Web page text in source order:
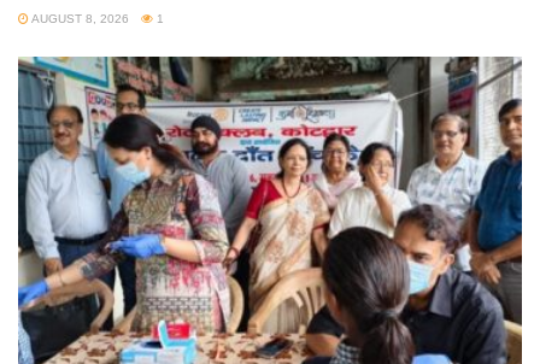
AUGUST 8, 2026 1